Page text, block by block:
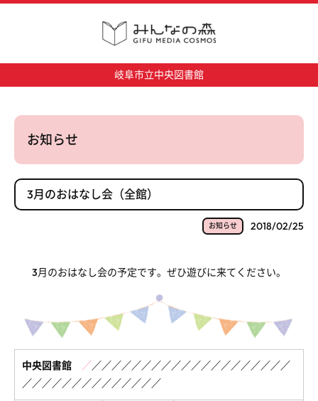
岐阜市立中央図書館
お知らせ
3月のおはなし会（全館）
お知らせ 2018/02/25
3月のおはなし会の予定です。ぜひ遊びに来てください。
中央図書館 ／／／／／／／／／／／／／／／／／／／／／
／／／／／／／／／／／／／／